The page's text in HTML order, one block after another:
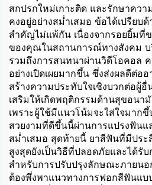
สกปรกใหม่เกาะติด และรักษาคว
คงอยู่อย่างสม่ำเสมอ ข้อได้เปรียบ
สำคัญไม่แพ้กัน เนื่องจากรอยยิ้มที่
ของคุณในสถานการณ์ทางสังคม บ
รวมถึงการสนทนาผ่านวิดีโอคอล
อย่างเปิดเผยมากขึ้น ซึ่งส่งผลดีต่อ
สร้างความประทับใจเชิงบวกต่อผู้
เสริมให้เกิดพฤติกรรมด้านสุขอนา
เพราะผู้ใช้มีแนวโน้มจะใส่ใจมาก
สวยงามที่ดีขึ้นนี้ผ่านการแปรงฟัน
สม่ำเสมอ สุดท้ายนี้ ยาสีฟันที่มีปร
สูงสุดยังเป็นวิธีที่ปลอดภัยและได้รั
สำหรับการปรับปรุงลักษณะภายน
ต้องพึ่งพาแนวทางการฟอกสีฟันแบ